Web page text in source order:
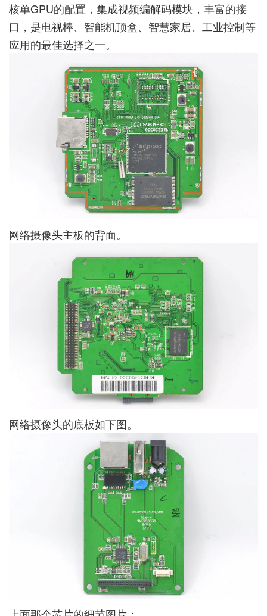
核单GPU的配置，集成视频编解码模块，丰富的接
口，是电视棒、智能机顶盒、智慧家居、工业控制等
应用的最佳选择之一。
网络摄像头主板的背面。
网络摄像头的底板如下图。